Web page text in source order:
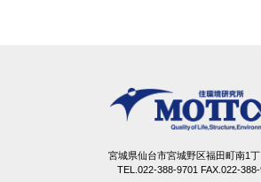
宮城県仙台市宮城野区福田町南1
TEL.022-388-9701 FAX.022-